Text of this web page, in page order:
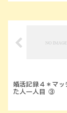
婚活記録４＊マッ
た人一人目 ③